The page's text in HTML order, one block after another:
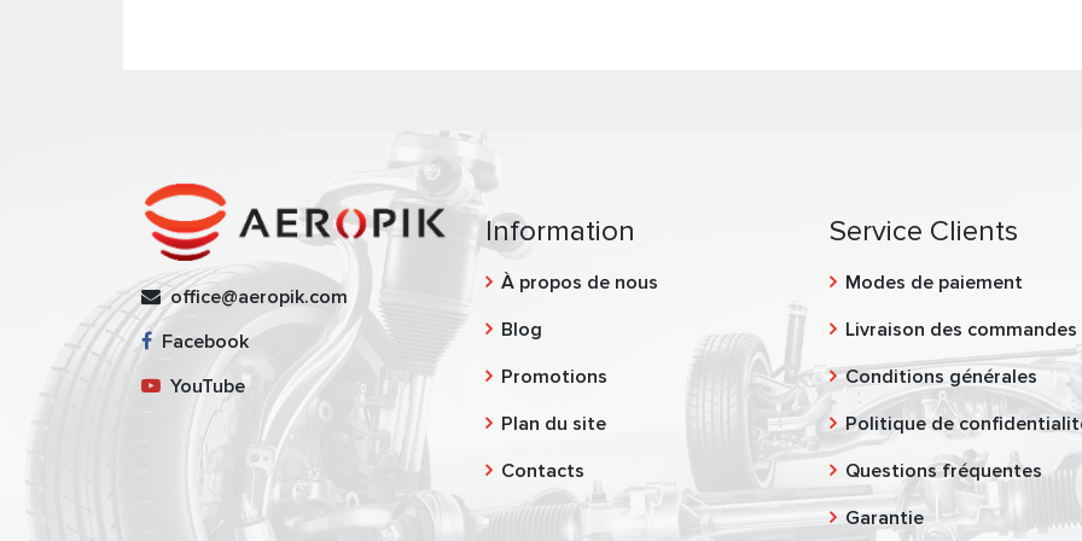
office@aeropik.com
Facebook
YouTube
Information
À propos de nous
Blog
Promotions
Plan du site
Contacts
Service Clients
Modes de paiement
Livraison des commandes
Conditions générales
Politique de
Questions fréquentes
Garantie